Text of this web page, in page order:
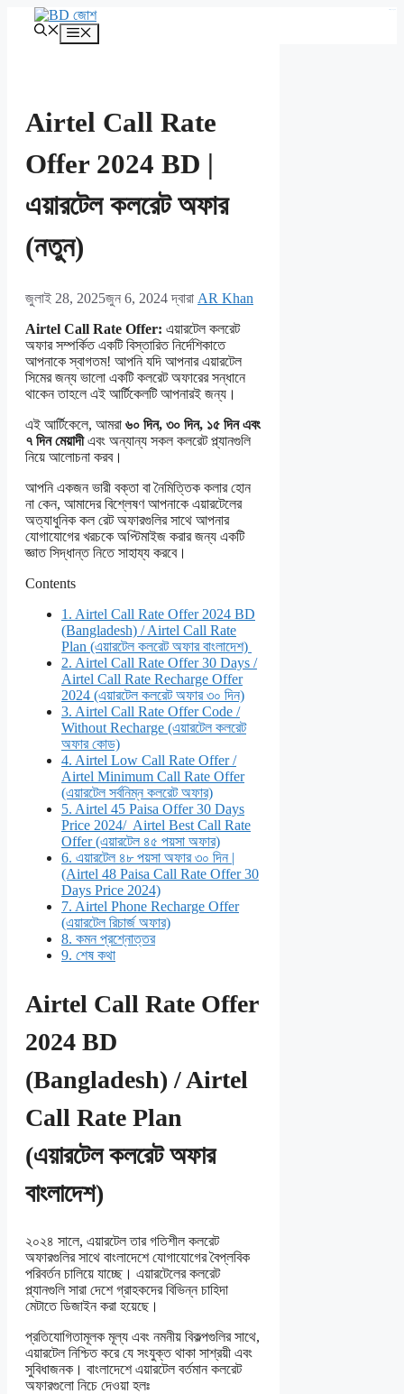
এড়িেয়
Airtel Call Rate
Offer 2024 BD |
এয়ারটেল কলরেট অফার
(নতুন)
জুলাই 28, 2025জুন 6, 2024 দ্বারা AR Khan
Airtel Call Rate Offer: এয়ারটেল কলরেট
অফার সম্পর্কিত একটি বিস্তারিত নির্দেশিকাতে
আপনাকে স্বাগতম! আপনি যদি আপনার এয়ারটেল
সিমের জন্য ভালো একটি কলরেট অফারের সন্ধানে
থাকেন তাহলে এই আর্টিকেলটি আপনারই জন্য।
এই আর্টিকেলে, আমরা ৬০ দিন, ৩০ দিন, ১৫ দিন এবং
৭ দিন মেয়াদীএবং অন্যান্য সকল কলরেট প্ল্যানগুলি
নিয়ে আলোচনা করব।
আপনি একজন ভারী বক্তা বা নৈমিত্তিক কলার হোন
না কেন, আমাদের বিশ্লেষণ আপনাকে এয়ারটেলের
অত্যাধুনিক কল রেট অফারগুলির সাথে আপনার
যোগাযোগের খরচকে অপ্টিমাইজ করার জন্য একটি
জ্ঞাত সিদ্ধান্ত নিতে সাহায্য করবে।
Contents
1. Airtel Call Rate Offer 2024 BD
(Bangladesh) / Airtel Call Rate
Plan (এয়ারটেল কলরেট অফার বাংলাদেশ)
2. Airtel Call Rate Offer 30 Days /
Airtel Call Rate Recharge Offer
2024 (এয়ারটেল কলরেট অফার ৩০ দিন)
3. Airtel Call Rate Offer Code /
Without Recharge (এয়ারটেল কলরেট
অফার কোড)
4. Airtel Low Call Rate Offer /
Airtel Minimum Call Rate Offer
(এয়ারটেল সর্বনিম্ন কলরেট অফার)
5. Airtel 45 Paisa Offer 30 Days
Price 2024/ Airtel Best Call Rate
Offer (এয়ারটেল ৪৫ পয়সা অফার)
6. এয়ারটেল ৪৮ পয়সা অফার ৩০ দিন |
(Airtel 48 Paisa Call Rate Offer 30
Days Price 2024)
7. Airtel Phone Recharge Offer
(এয়ারটেল রিচার্জ অফার)
8. কমন প্রশ্নোত্তর
9. শেষ কথা
Airtel Call Rate Offer
2024 BD
(Bangladesh) / Airtel
Call Rate Plan
(এয়ারটেল কলরেট অফার
বাংলাদেশ)
২০২৪ সালে, এয়ারটেল তার গতিশীল কলরেট
অফারগুলির সাথে বাংলাদেশে যোগাযোগের বৈপ্লবিক
পরিবর্তন চালিয়ে যাচ্ছে। এয়ারটেলের কলরেট
প্ল্যানগুলি সারা দেশে গ্রাহকদের বিভিন্ন চাহিদা
মেটাতে ডিজাইন করা হয়েছে।
প্রতিযোগিতামূলক মূল্য এবং নমনীয় বিকল্পগুলির সাথে,
এয়ারটেল নিশ্চিত করে যে সংযুক্ত থাকা সাশ্রয়ী এবং
সুবিধাজনক। বাংলাদেশে এয়ারটেল বর্তমান কলরেট
অফারগুলো নিচে দেওয়া হলঃ